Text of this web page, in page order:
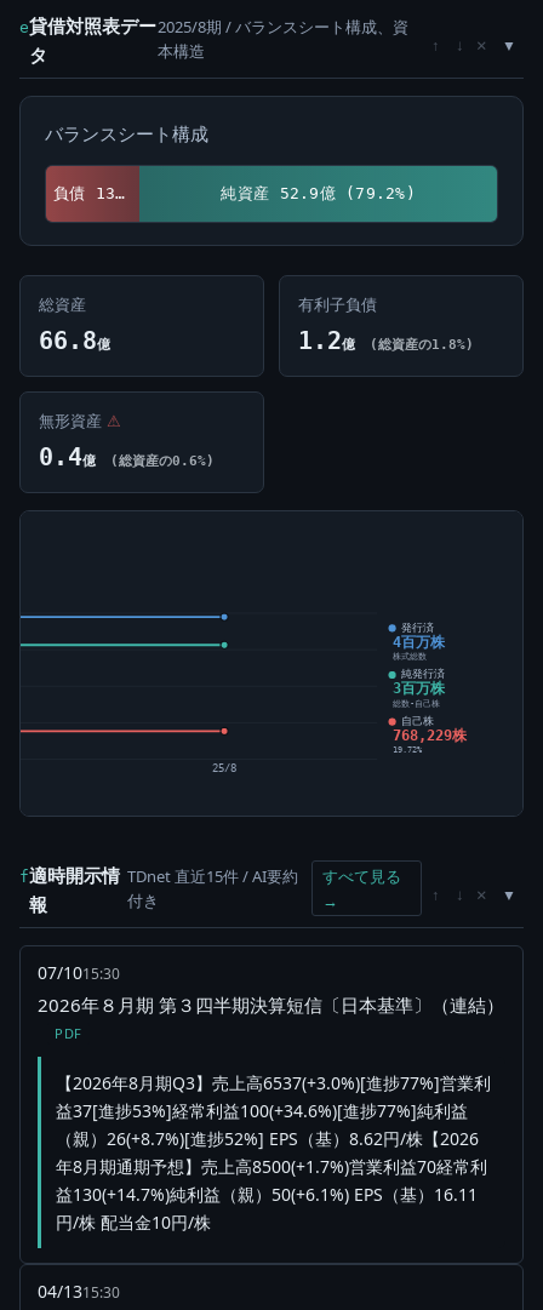
e貸借対照表デー
タ
2025/8期 / バランスシート構成、資
本構造
↑ ↓ ×
バランスシート構成
負債 13.9億 (20.8%) 純資産 52.9億 (79.2%)
総資産
66.8億
有利子負債
1.2億 (総資産の1.8%)
無形資産 ⚠
0.4億 (総資産の0.6%)
25/8
発行済
4百万株
株式総数
純発行済
3百万株
総数-自己株
自己株
768,229株
19.72%
f適時開示情
報
TDnet 直近15件 / AI要約
付き
すべて見る
→
↑ ↓ ×
07/1015:30
2026年８月期 第３四半期決算短信〔日本基準〕（連結）
PDF
【2026年8月期Q3】売上高6537(+3.0%)[進捗77%]営業利
益37[進捗53%]経常利益100(+34.6%)[進捗77%]純利益
（親）26(+8.7%)[進捗52%] EPS（基）8.62円/株【2026
年8月期通期予想】売上高8500(+1.7%)営業利益70経常利
益130(+14.7%)純利益（親）50(+6.1%) EPS（基）16.11
円/株 配当金10円/株
04/1315:30